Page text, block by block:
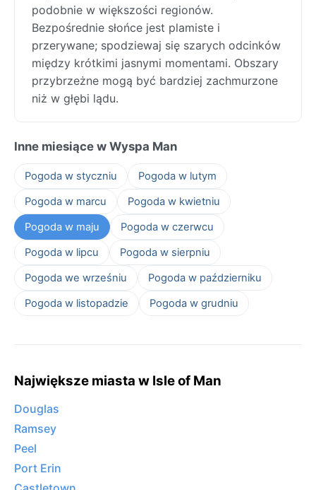
podobnie w większości regionów.
Bezpośrednie słońce jest plamiste i
przerywane; spodziewaj się szarych odcinków
między krótkimi jasnymi momentami. Obszary
przybrzeżne mogą być bardziej zachmurzone
niż w głębi lądu.
Inne miesiące w Wyspa Man
Pogoda w styczniu
Pogoda w lutym
Pogoda w marcu
Pogoda w kwietniu
Pogoda w maju
Pogoda w czerwcu
Pogoda w lipcu
Pogoda w sierpniu
Pogoda we wrześniu
Pogoda w październiku
Pogoda w listopadzie
Pogoda w grudniu
Największe miasta w Isle of Man
Douglas
Ramsey
Peel
Port Erin